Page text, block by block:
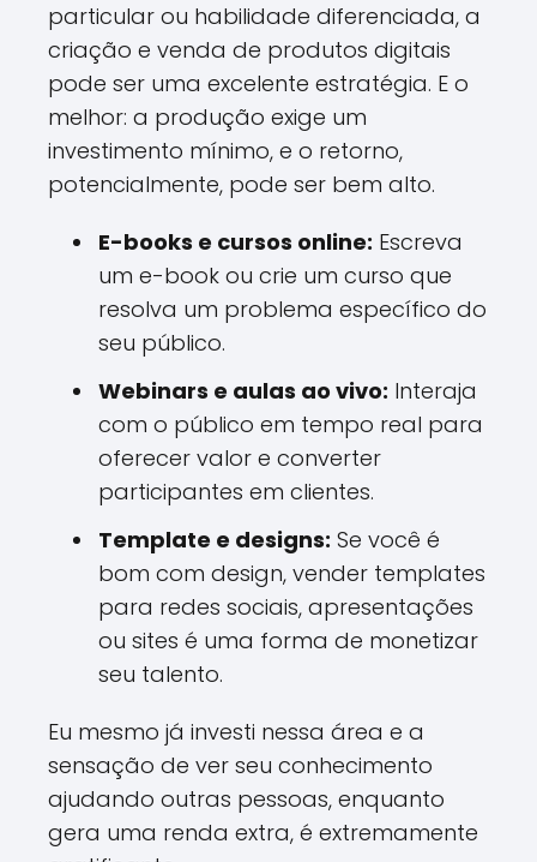
particular ou habilidade diferenciada, a
criação e venda de produtos digitais
pode ser uma excelente estratégia. E o
melhor: a produção exige um
investimento mínimo, e o retorno,
potencialmente, pode ser bem alto.
E-books e cursos online: Escreva
um e-book ou crie um curso que
resolva um problema específico do
seu público.
Webinars e aulas ao vivo: Interaja
com o público em tempo real para
oferecer valor e converter
participantes em clientes.
Template e designs: Se você é
bom com design, vender templates
para redes sociais, apresentações
ou sites é uma forma de monetizar
seu talento.
Eu mesmo já investi nessa área e a
sensação de ver seu conhecimento
ajudando outras pessoas, enquanto
gera uma renda extra, é extremamente